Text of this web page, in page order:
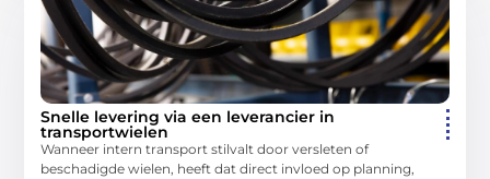
Snelle levering via een leverancier in
transportwielen
Wanneer intern transport stilvalt door versleten of
beschadigde wielen, heeft dat direct invloed op planning,